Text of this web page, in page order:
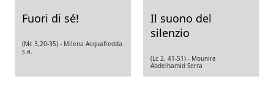
Fuori di sé!
(Mc 3,20-35) - Milena Acquafredda
s.a.
Il suono del
silenzio
(Lc 2, 41-51) - Mounira
Abdelhamid Serra